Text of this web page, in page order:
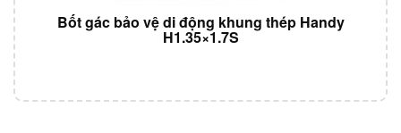
Bốt gác bảo vệ di động khung thép Handy
H1.35×1.7S